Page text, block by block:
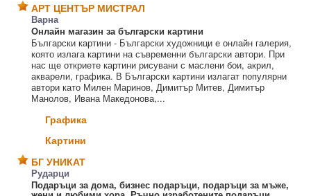
АРТ ЦЕНТЪР МИСТРАЛ
Варна
Oнлайн магазин за български картини
Български картини - Български художници е онлайн галерия,
която излага картини на съвременни български автори. При
нас ще откриете картини рисувани с маслени бои, акрил,
акварели, графика. В Български картини излагат популярни
автори като Милен Маринов, Димитър Митев, Димитър
Манолов, Ивана Македонова,...
Графика
Картини
БГ УНИКАТ
Рударци
Подаръци за дома, бизнес подаръци, подаръци за мъже,